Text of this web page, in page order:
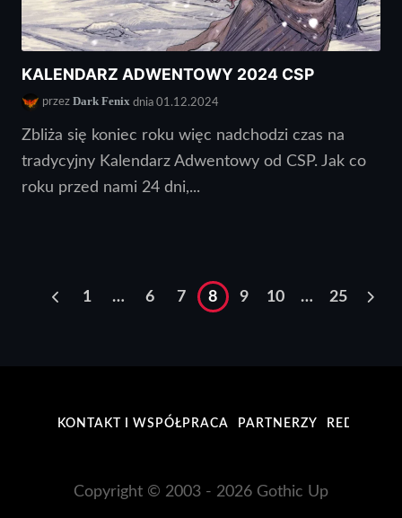
KALENDARZ ADWENTOWY 2024 CSP
przez Dark Fenix dnia 01.12.2024
Zbliża się koniec roku więc nadchodzi czas na
tradycyjny Kalendarz Adwentowy od CSP. Jak co
roku przed nami 24 dni,...
1 … 6 7 8 9 10 … 25
KONTAKT I WSPÓŁPRACA PARTNERZY REDAKCJA
Copyright © 2003 - 2026 Gothic Up